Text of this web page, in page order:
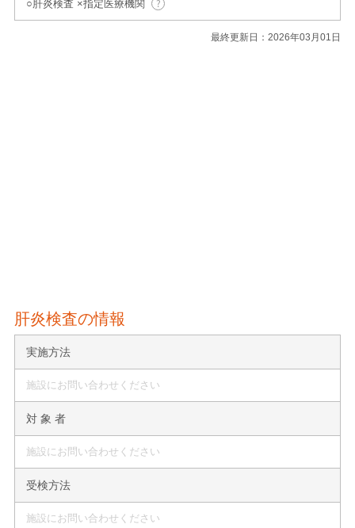
○肝炎検査 ×指定医療機関
最終更新日：2026年03月01日
肝炎検査の情報
実施方法
施設にお問い合わせください
対 象 者
施設にお問い合わせください
受検方法
施設にお問い合わせください